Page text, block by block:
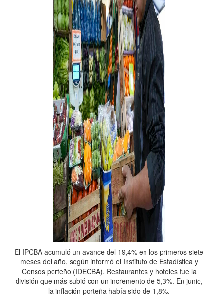
El IPCBA acumuló un avance del 19,4% en los primeros siete
meses del año, según informó el Instituto de Estadística y
Censos porteño (IDECBA). Restaurantes y hoteles fue la
división que más subió con un incremento de 5,3%. En junio,
la inflación porteña había sido de 1,8%.